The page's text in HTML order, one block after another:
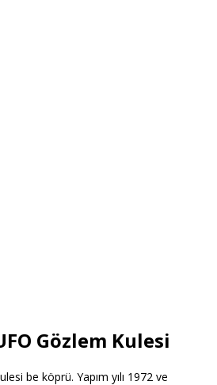
Gözlem Kulesi
be köprü. Yapım yılı 1972 ve